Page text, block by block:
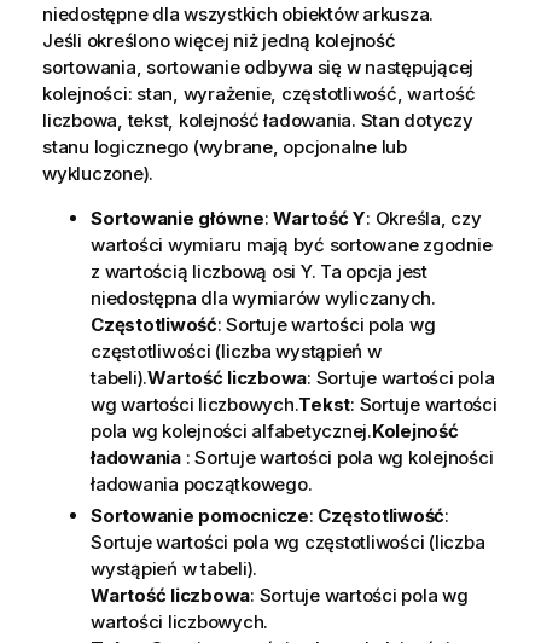
niedostępne dla wszystkich obiektów arkusza.
Jeśli określono więcej niż jedną kolejność
sortowania, sortowanie odbywa się w następującej
kolejności: stan, wyrażenie, częstotliwość, wartość
liczbowa, tekst, kolejność ładowania. Stan dotyczy
stanu logicznego (wybrane, opcjonalne lub
wykluczone).
Sortowanie główne:Wartość Y: Określa, czy
wartości wymiaru mają być sortowane zgodnie
z wartością liczbową osi Y. Ta opcja jest
niedostępna dla wymiarów wyliczanych.
Częstotliwość: Sortuje wartości pola wg
częstotliwości (liczba wystąpień w
tabeli).Wartość liczbowa: Sortuje wartości pola
wg wartości liczbowych.Tekst: Sortuje wartości
pola wg kolejności alfabetycznej.Kolejność
ładowania : Sortuje wartości pola wg kolejności
ładowania początkowego.
Sortowanie pomocnicze: Częstotliwość:
Sortuje wartości pola wg częstotliwości (liczba
wystąpień w tabeli).
Wartość liczbowa: Sortuje wartości pola wg
wartości liczbowych.